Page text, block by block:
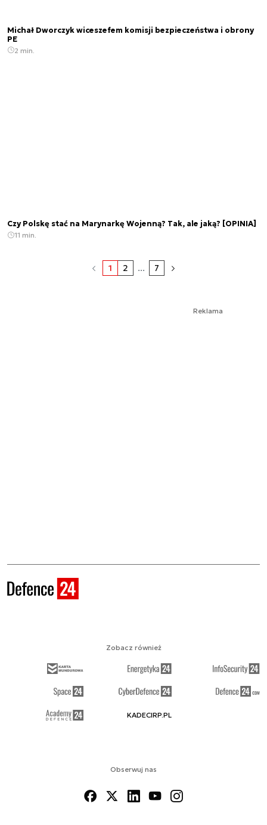
Michał Dworczyk wiceszefem komisji bezpieczeństwa i obrony
PE
2 min.
Czy Polskę stać na Marynarkę Wojenną? Tak, ale jaką? [OPINIA]
11 min.
1 2 ... 7
Reklama
Obserwuj nas
Zobacz również
KADECIRP.PL